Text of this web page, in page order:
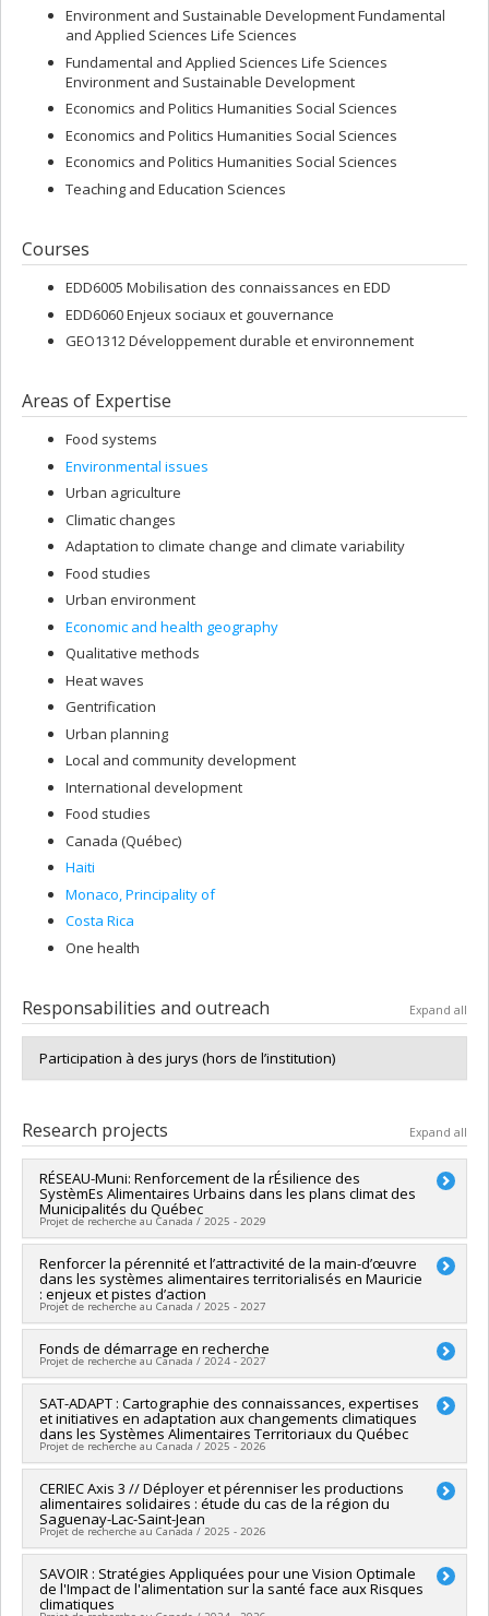
Environment and Sustainable Development Fundamental
and Applied Sciences Life Sciences
Fundamental and Applied Sciences Life Sciences
Environment and Sustainable Development
Economics and Politics Humanities Social Sciences
Economics and Politics Humanities Social Sciences
Economics and Politics Humanities Social Sciences
Teaching and Education Sciences
Courses
EDD6005 Mobilisation des connaissances en EDD
EDD6060 Enjeux sociaux et gouvernance
GEO1312 Développement durable et environnement
Areas of Expertise
Food systems
Environmental issues
Urban agriculture
Climatic changes
Adaptation to climate change and climate variability
Food studies
Urban environment
Economic and health geography
Qualitative methods
Heat waves
Gentrification
Urban planning
Local and community development
International development
Food studies
Canada (Québec)
Haiti
Monaco, Principality of
Costa Rica
One health
Responsabilities and outreach Expand all
Participation à des jurys (hors de l’institution)
Research projects Expand all
RÉSEAU-Muni: Renforcement de la rÉsilience des
SystèmEs Alimentaires Urbains dans les plans climat des
Municipalités du Québec
Projet de recherche au Canada / 2025 - 2029
Lead researcher : Pierre Paul Audate
Funding sources:FRQSC/Fonds de recherche du Québec -
Société et culture (FQRSC)
Grant programs:PV113813-(NP) Soutien à la recherche pour la
relève professorale
Renforcer la pérennité et l’attractivité de la main-d’œuvre
dans les systèmes alimentaires territorialisés en Mauricie
: enjeux et pistes d’action
Projet de recherche au Canada / 2025 - 2027
Lead researcher :Lucie Beaulieu
Co-researchers : Pierre Paul Audate
Funding sources:MAPAQ/Ministère de l'Agriculture, des
Pêcheries et de l'Alimentation
Grant programs:
Fonds de démarrage en recherche
Projet de recherche au Canada / 2024 - 2027
Lead researcher :Pierre Paul Audate
Funding sources:Université de Montréal
Grant programs:PINTERNE-F.Internes de Recherche -
Démarrage en recherche (FDGEN061)
SAT-ADAPT : Cartographie des connaissances, expertises
et initiatives en adaptation aux changements climatiques
dans les Systèmes Alimentaires Territoriaux du Québec
Projet de recherche au Canada / 2025 - 2026
Lead researcher :Laurence Guillaumie
Co-researchers :Pierre Paul Audate, Thierno Diallo
CERIEC Axis 3 // Déployer et pérenniser les productions
alimentaires solidaires : étude du cas de la région du
Saguenay-Lac-Saint-Jean
Projet de recherche au Canada / 2025 - 2026
Lead researcher :Mathias Glaus
Co-researchers : Pierre Paul Audate
SAVOIR : Stratégies Appliquées pour une Vision Optimale
de l'Impact de l'alimentation sur la santé face aux Risques
climatiques